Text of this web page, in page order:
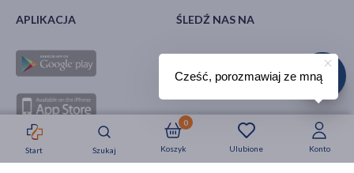
Strefa okazji Nowości Krótkie daty
Start Szukaj Ulubione
Koszyk
0
Konto
APLIKACJA ŚLEDŹ NAS NA
Cześć, porozmawiaj ze mną